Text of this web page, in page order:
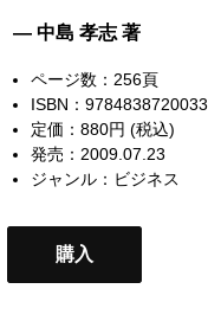
— 中島 孝志 著
ページ数：256頁
ISBN：9784838720033
定価：880円 (税込)
発売：2009.07.23
ジャンル： ビジネス
購入